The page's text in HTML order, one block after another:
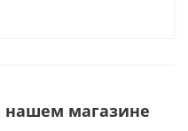
нашем магазине